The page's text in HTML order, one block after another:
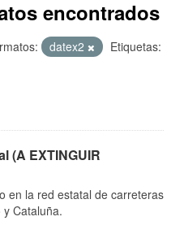
encontrados
datex2
Etiquetas:
(A EXTINGUIR
en la red estatal de carreteras
Cataluña.